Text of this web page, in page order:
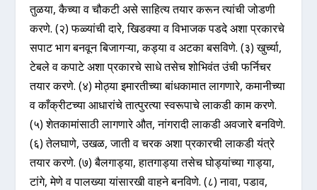
तुळया, कैच्या व चौकटी असे साहित्य तयार करून त्यांची जोडणी
करणे. (२) फळ्यांची दारे, खिडक्या व विभाजक पडदे अशा प्रकारचे
सपाट भाग बनवून बिजागऱ्या, कड्या व अटका बसविणे. (३) खुर्च्या,
टेबले व कपाटे अशा प्रकारचे साधे तसेच शोभिवंत उंची फर्निचर
तयार करणे. (४) मोठ्या इमारतीच्या बांधकामात लागणारे, कमानीच्या
व काँक्रीटच्या आधारांचे तात्पुरत्या स्वरूपाचे लाकडी काम करणे.
(५) शेतकामांसाठी लागणारे औत, नांगरादी लाकडी अवजारे बनविणे.
(६) तेलघाणे, उखळ, जाती व चरक अशा प्रकारची लाकडी यंत्रे
तयार करणे. (७) बैलगाड्या, हातगाड्या तसेच घोड्यांच्या गाड्या,
टांगे, मेणे व पालख्या यांसारखी वाहने बनविणे. (८) नावा, पडाव,